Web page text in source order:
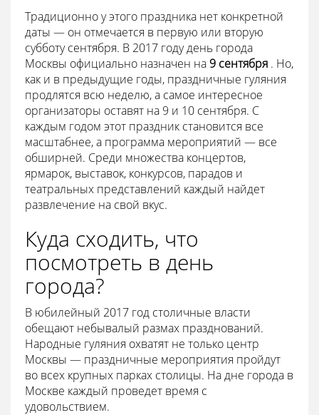
Традиционно у этого праздника нет конкретной
даты — он отмечается в первую или вторую
субботу сентября. В 2017 году день города
Москвы официально назначен на 9 сентября . Но,
как и в предыдущие годы, праздничные гуляния
продлятся всю неделю, а самое интересное
организаторы оставят на 9 и 10 сентября. С
каждым годом этот праздник становится все
масштабнее, а программа мероприятий — все
обширней. Среди множества концертов,
ярмарок, выставок, конкурсов, парадов и
театральных представлений каждый найдет
развлечение на свой вкус.
Куда сходить, что
посмотреть в день
города?
В юбилейный 2017 год столичные власти
обещают небывалый размах празднований.
Народные гуляния охватят не только центр
Москвы — праздничные мероприятия пройдут
во всех крупных парках столицы. На дне города в
Москве каждый проведет время с
удовольствием.